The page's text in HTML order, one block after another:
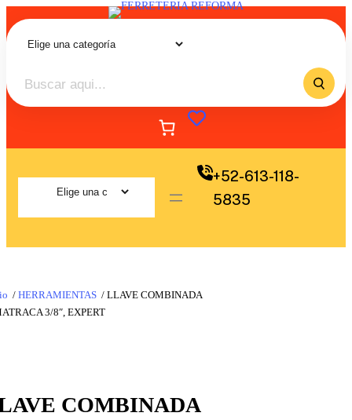
+52-613-118-
5835
/ HERRAMIENTAS / LLAVE COMBINADA
3/8″, EXPERT
COMBINADA